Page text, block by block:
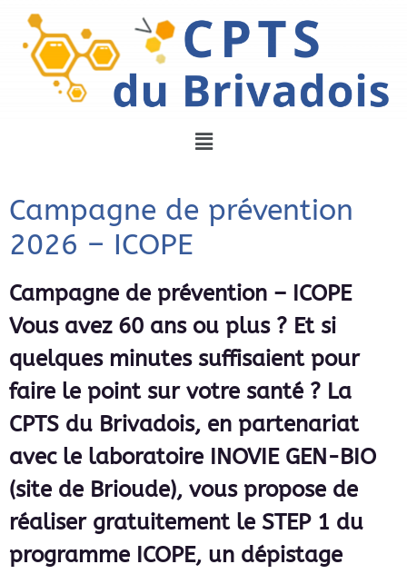
Campagne de prévention
2026 – ICOPE
Campagne de prévention – ICOPE
Vous avez 60 ans ou plus ? Et si
quelques minutes suffisaient pour
faire le point sur votre santé ? La
CPTS du Brivadois, en partenariat
avec le laboratoire INOVIE GEN-BIO
(site de Brioude), vous propose de
réaliser gratuitement le STEP 1 du
programme ICOPE, un dépistage